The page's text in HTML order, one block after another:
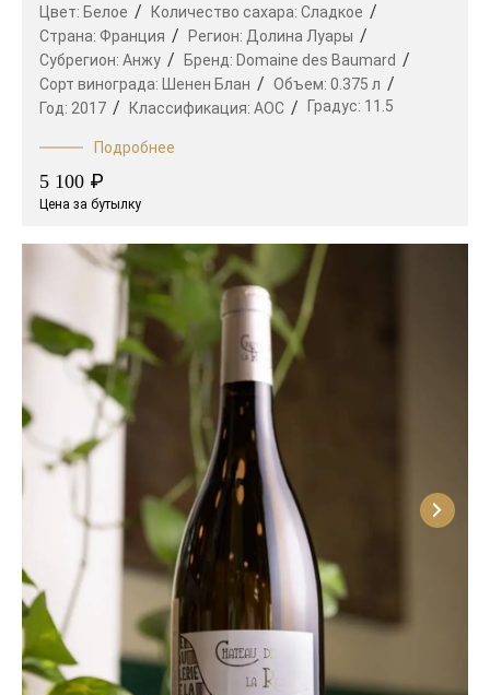
Цвет: Белое Количество сахара: Сладкое
Страна: Франция Регион: Долина Луары
Субрегион: Анжу Бренд: Domaine des Baumard
Сорт винограда:
Шенен Блан Объем: 0.375 л
Год: 2017 Классификация: AOC Градус: 11.5
Подробнее
5 100 ₽
Цена за бутылку